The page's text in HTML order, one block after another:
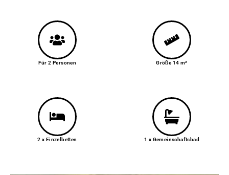
Für 2 Personen Größe 14 m²
2 x Einzelbetten 1 x Gemeinschaftsbad